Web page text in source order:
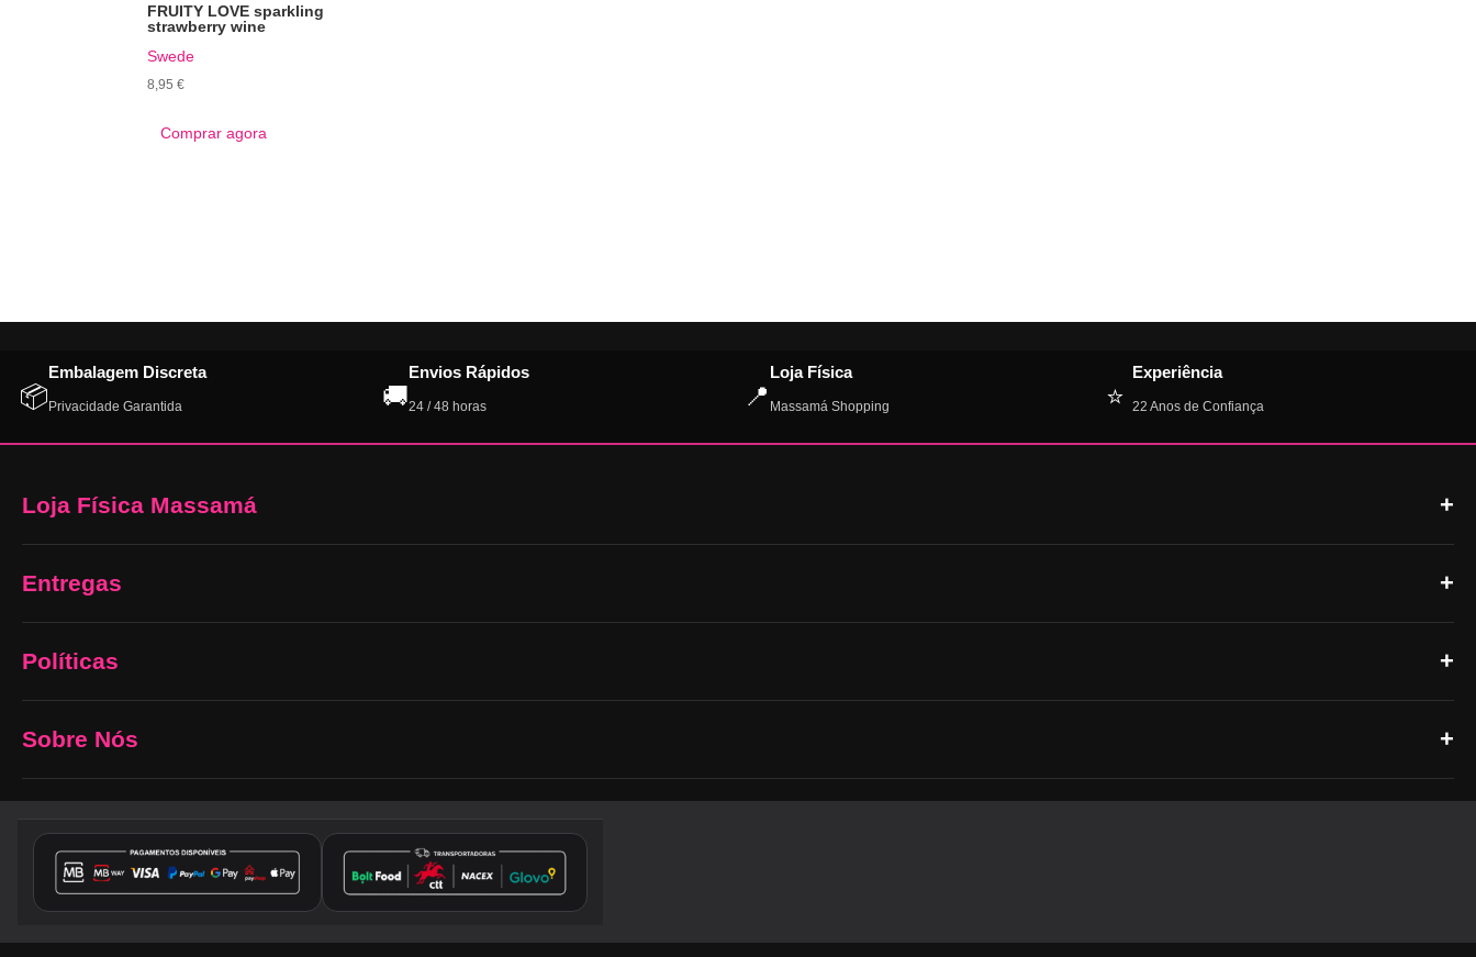
FRUITY LOVE sparkling
strawberry wine
Swede
8,95€
Comprar agora
📦
Embalagem Discreta
Privacidade Garantida 🚚
Envios Rápidos
24 / 48 horas 📍
Loja Física
Massamá Shopping ⭐
Experiência
22 Anos de Confiança
Loja Física Massamá
Entregas
Políticas
Sobre Nós